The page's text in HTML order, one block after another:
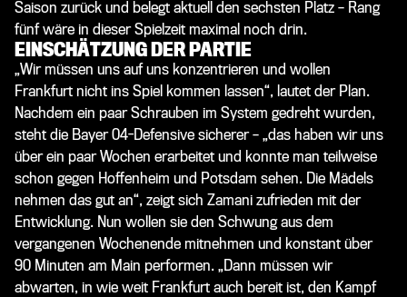
Saison zurück und belegt aktuell den sechsten Platz – Rang
fünf wäre in dieser Spielzeit maximal noch drin.
EINSCHÄTZUNG DER PARTIE
„Wir müssen uns auf uns konzentrieren und wollen
Frankfurt nicht ins Spiel kommen lassen“, lautet der Plan.
Nachdem ein paar Schrauben im System gedreht wurden,
steht die Bayer 04-Defensive sicherer – „das haben wir uns
über ein paar Wochen erarbeitet und konnte man teilweise
schon gegen Hoffenheim und Potsdam sehen. Die Mädels
nehmen das gut an“, zeigt sich Zamani zufrieden mit der
Entwicklung. Nun wollen sie den Schwung aus dem
vergangenen Wochenende mitnehmen und konstant über
90 Minuten am Main performen. „Dann müssen wir
abwarten, in wie weit Frankfurt auch bereit ist, den Kampf